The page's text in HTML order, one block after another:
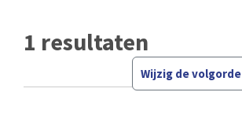
1 resultaten
Wijzig de volgorde